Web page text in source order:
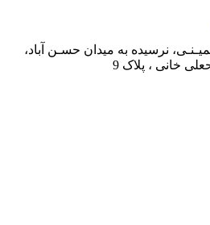
نرسیده به میدان حسـن آباد،
خانی ، پلاک 9